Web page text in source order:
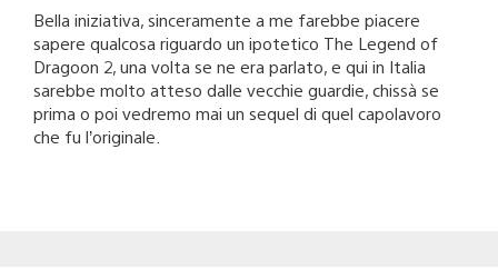
Bella iniziativa, sinceramente a me farebbe piacere
sapere qualcosa riguardo un ipotetico The Legend of
Dragoon 2, una volta se ne era parlato, e qui in Italia
sarebbe molto atteso dalle vecchie guardie, chissà se
prima o poi vedremo mai un sequel di quel capolavoro
che fu l’originale.